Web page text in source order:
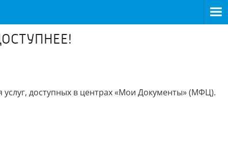
доступных в центрах «Мои Документы» (МФЦ).